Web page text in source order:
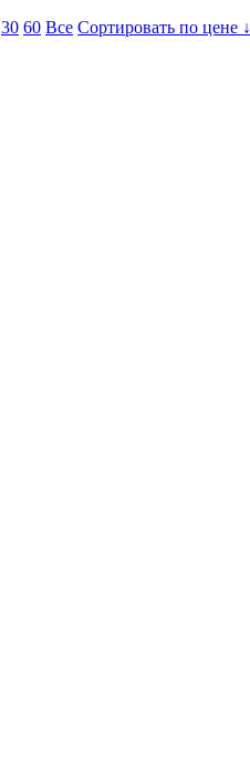
30 60 Все Сортировать по цене ↓